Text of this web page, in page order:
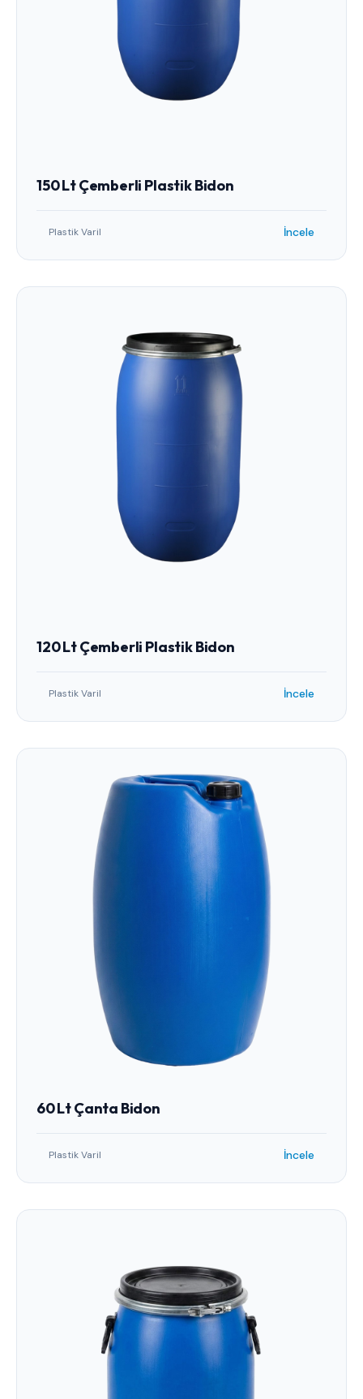
150 Lt Çemberli Plastik Bidon
Plastik Varil İncele
120 Lt Çemberli Plastik Bidon
Plastik Varil İncele
60 Lt Çanta Bidon
Plastik Varil İncele